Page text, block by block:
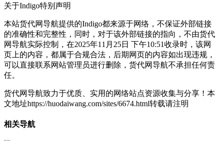
关于Indigo特别声明
本站货代网导航提供的Indigo都来源于网络，不保证外部链接
的准确性和完整性，同时，对于该外部链接的指向，不由货代
网导航实际控制，在2025年11月25日 下午10:51收录时，该网
页上的内容，都属于合规合法，后期网页的内容如出现违规，
可以直接联系网站管理员进行删除，货代网导航不承担任何责
任。
货代网导航致力于优质、实用的网络站点资源收集与分享！ 本
文地址https://huodaiwang.com/sites/6674.html转载请注明
相关导航